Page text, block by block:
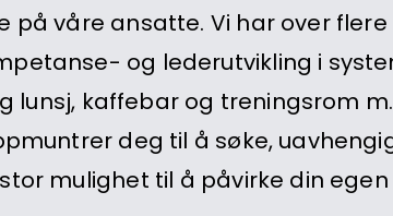
våre ansatte. Vi har over
og lederutvikling i
lunsj, kaffebar og treningsrom
deg til å søke,
mulighet til å påvirke din